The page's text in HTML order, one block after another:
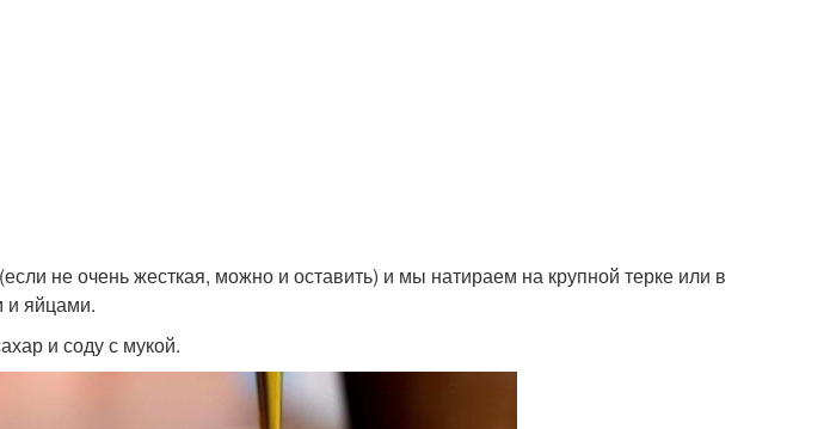
не очень жесткая, можно и оставить) и мы натираем на крупной терке или в
и яйцами.
и соду с мукой.